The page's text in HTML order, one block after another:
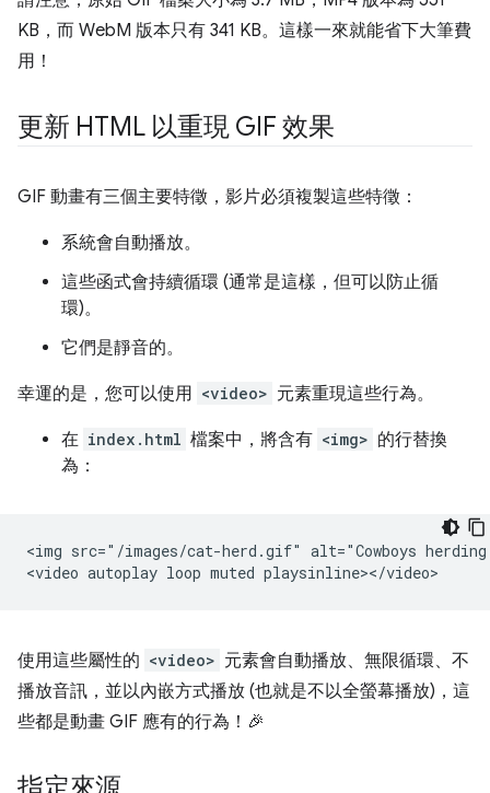
KB，而 WebM 版本只有 341 KB。這樣一來就能省下大筆費
用！
更新 HTML 以重現 GIF 效果
GIF 動畫有三個主要特徵，影片必須複製這些特徵：
系統會自動播放。
這些函式會持續循環 (通常是這樣，但可以防止循
環)。
它們是靜音的。
幸運的是，您可以使用 <video> 元素重現這些行為。
在 index.html 檔案中，將含有 <img> 的行替換
為：
<img src="/images/cat-herd.gif" alt="Cowboys
使用這些屬性的 <video> 元素會自動播放、無限循環、不
播放音訊，並以內嵌方式播放 (也就是不以全螢幕播放)，這
些都是動畫 GIF 應有的行為！🎉